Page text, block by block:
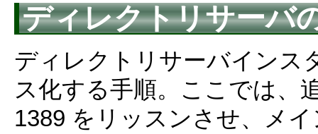
ディレクトリサーバ
ディレクトリサーバインス
ス化する手順。ここでは、
1389 をリッスンさせ、メ